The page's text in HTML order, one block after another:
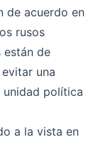
de acuerdo en
rusos
están de
una
política
a la vista en